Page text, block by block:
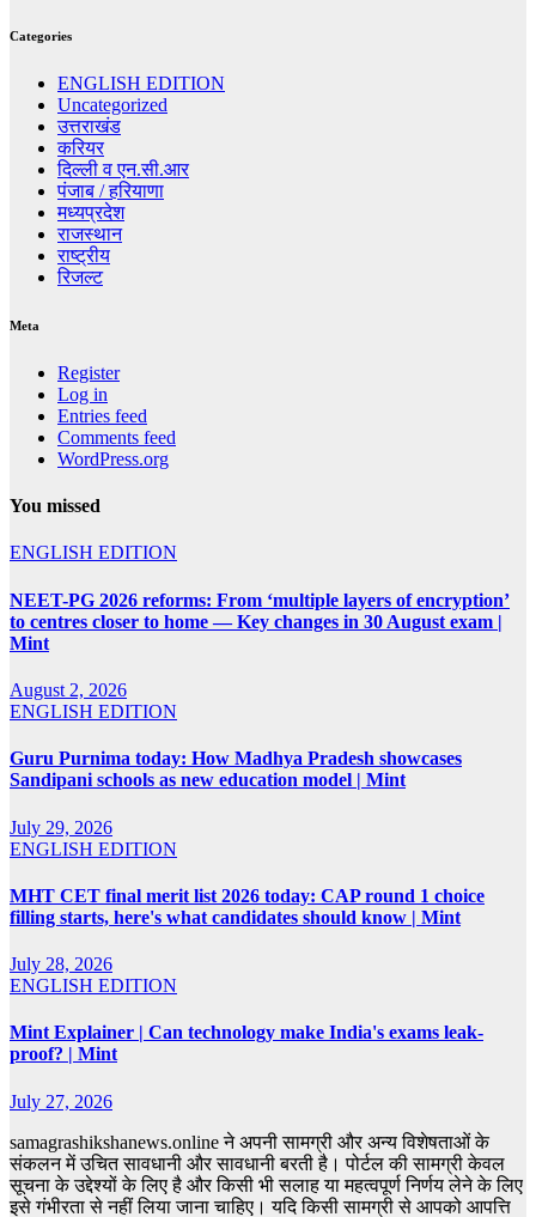
Categories
ENGLISH EDITION
Uncategorized
उत्तराखंड
करियर
दिल्ली व एन.सी.आर
पंजाब / हरियाणा
मध्यप्रदेश
राजस्थान
राष्ट्रीय
रिजल्ट
Meta
Register
Log in
Entries feed
Comments feed
WordPress.org
You missed
ENGLISH EDITION
NEET-PG 2026 reforms: From ‘multiple layers of encryption’
to centres closer to home — Key changes in 30 August exam |
Mint
August 2, 2026
ENGLISH EDITION
Guru Purnima today: How Madhya Pradesh showcases
Sandipani schools as new education model | Mint
July 29, 2026
ENGLISH EDITION
MHT CET final merit list 2026 today: CAP round 1 choice
filling starts, here's what candidates should know | Mint
July 28, 2026
ENGLISH EDITION
Mint Explainer | Can technology make India's exams leak-
proof? | Mint
July 27, 2026
samagrashikshanews.online ने अपनी सामग्री और अन्य विशेषताओं के
संकलन में उचित सावधानी और सावधानी बरती है। पोर्टल की सामग्री केवल
सूचना के उद्देश्यों के लिए है और किसी भी सलाह या महत्वपूर्ण निर्णय लेने के लिए
इसे गंभीरता से नहीं लिया जाना चाहिए। यदि किसी सामग्री से आपको आपत्ति